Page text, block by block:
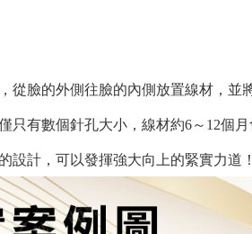
臉的外側往臉的內側放置線材，並
有數個針孔大小，線材約6～12個
設計，可以發揮強大向上的緊實力道